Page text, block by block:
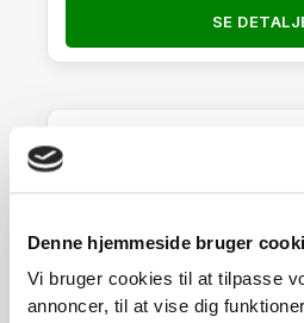
Denne hjemmeside bruger
Vi bruger cookies til at tilpasse
annoncer, til at vise dig
SE